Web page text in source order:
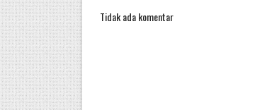
Tidak ada komentar